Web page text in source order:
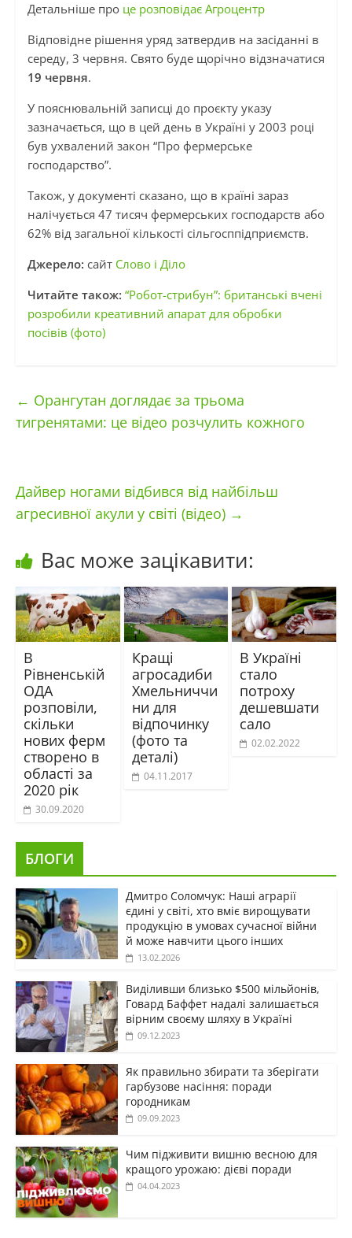
Детальніше про це розповідає Агроцентр
Відповідне рішення уряд затвердив на засіданні в
середу, 3 червня. Свято буде щорічно відзначатися
19 червня.
У пояснювальній записці до проєкту указу
зазначається, що в цей день в Україні у 2003 році
був ухвалений закон “Про фермерське
господарство”.
Також, у документі сказано, що в країні зараз
налічується 47 тисяч фермерських господарств або
62% від загальної кількості сільгосппідприємств.
Джерело: сайт Слово і Діло
Читайте також: “Робот-стрибун”: британські вчені
розробили креативний апарат для обробки
посівів (фото)
← Орангутан доглядає за трьома
тигренятами: це відео розчулить кожного
Дайвер ногами відбився від найбільш
агресивної акули у світі (відео) →
Вас може зацікавити:
В
Рівненській
ОДА
розповіли,
скільки
нових ферм
створено в
області за
2020 рік
30.09.2020
Кращі
агросадиби
Хмельниччи
ни для
відпочинку
(фото та
деталі)
04.11.2017
В Україні
стало
потроху
дешевшати
сало
02.02.2022
БЛОГИ
Дмитро Соломчук: Наші аграрії
єдині у світі, хто вміє вирощувати
продукцію в умовах сучасної війни
й може навчити цього інших
13.02.2026
Виділивши близько $500 мільйонів,
Говард Баффет надалі залишається
вірним своєму шляху в Україні
09.12.2023
Як правильно збирати та зберігати
гарбузове насіння: поради
городникам
09.09.2023
Чим підживити вишню весною для
кращого урожаю: дієві поради
04.04.2023